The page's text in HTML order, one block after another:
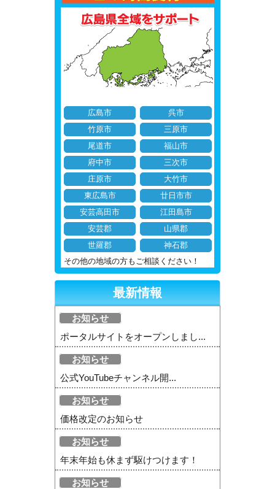
広島市
呉市
竹原市
三原市
尾道市
福山市
府中市
三次市
庄原市
大竹市
東広島市
廿日市市
安芸高田市
江田島市
安芸郡
山県郡
世羅郡
神石郡
その他の地域の方もご相談ください！
最新情報
お知らせ
ポータルサイトをオープンしまし...
お知らせ
公式YouTubeチャンネル開...
お知らせ
価格改定のお知らせ
お知らせ
年末年始も休まず駆けつけます！
お知らせ